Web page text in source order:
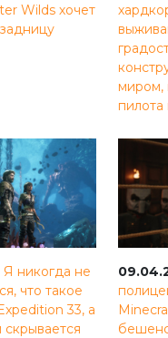
Wilds хочет
миром,
пилота
Я никогда не
что такое
33, а
скрывается